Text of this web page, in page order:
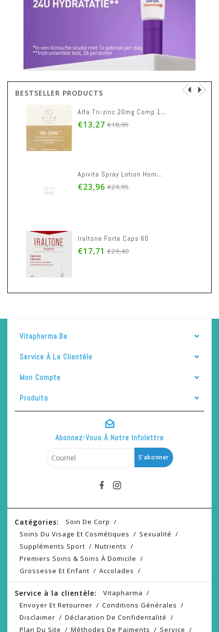
BESTSELLER PRODUCTS
Alfa Tri-zinc 20mg Comp 100
€13,27 €18,95
Apivita Spray Lotion Homme Chev Clairsemes 150ml
€23,96 €29,95
Iraltone Forte Caps 60
€17,71 €29,40
Vitapharma.be
Service À La Clientèle
Mon Compte
Produits
Abonnez-Vous À Notre Infolettre
S'abonner
Catégories:
Soin De Corp
Soins Du Visage Et Cosmétiques
Sexualité
Suppléments Sport
Nutrients
Premiers Soins & Soins À Domicile
Grossesse Et Enfant
Accolades
Service à la clientèle:
Vitapharma
Envoyer Et Retourner
Conditions Générales
Disclaimer
Déclaration De Confidentalité
Plan Du Site
Méthodes De Paiments Service